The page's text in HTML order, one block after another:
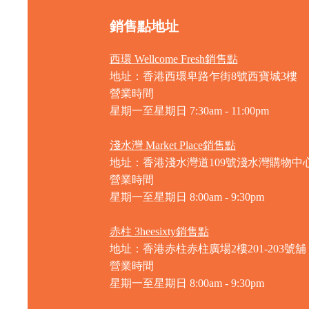
銷售點地址
西環 Wellcome Fresh銷售點
地址：香港西環卑路乍街8號西寶城3樓
營業時間
星期一至星期日 7:30am - 11:00pm
淺水灣 Market Place銷售點
地址：香港淺水灣道109號淺水灣購物中
營業時間
星期一至星期日 8:00am - 9:30pm
赤柱 3heesixty銷售點
地址：香港赤柱赤柱廣場2樓201-203號舖
營業時間
星期一至星期日 8:00am - 9:30pm